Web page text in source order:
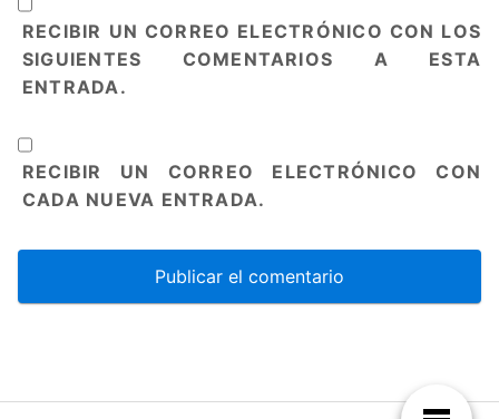
RECIBIR UN CORREO ELECTRÓNICO CON LOS
SIGUIENTES COMENTARIOS A ESTA
ENTRADA.
RECIBIR UN CORREO ELECTRÓNICO CON
CADA NUEVA ENTRADA.